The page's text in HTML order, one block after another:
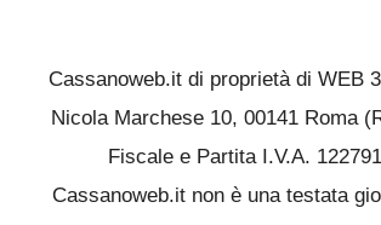
Cassanoweb.it di proprietà di WEB
Nicola Marchese 10, 00141 Roma
Fiscale e Partita I.V.A.
Cassanoweb.it non è una testata